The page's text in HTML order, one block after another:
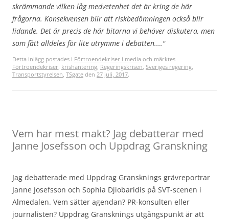
skrämmande vilken låg medvetenhet det är kring de här
frågorna. Konsekvensen blir att riskbedömningen också blir
lidande. Det är precis de här bitarna vi behöver diskutera, men
som fått alldeles för lite utrymme i debatten...."
Detta inlägg postades i Förtroendekriser i media och märktes
Förtroendekriser, krishantering, Regeringskrisen, Sveriges regering,
Transportstyrelsen, TSgate den 27 juli, 2017.
Vem har mest makt? Jag debatterar med
Janne Josefsson och Uppdrag Granskning
Jag debatterade med Uppdrag Gransknings grävreportrar
Janne Josefsson och Sophia Djiobaridis på SVT-scenen i
Almedalen. Vem sätter agendan? PR-konsulten eller
journalisten? Uppdrag Gransknings utgångspunkt är att